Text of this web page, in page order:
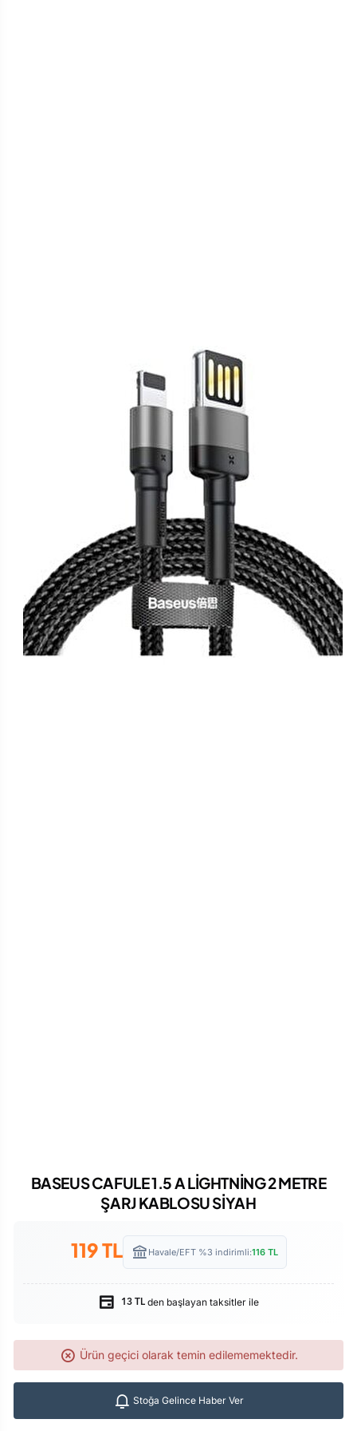
BASEUS CAFULE 1.5 A LİGHTNİNG 2 METRE
ŞARJ KABLOSU SİYAH
119TL Havale/EFT %3 indirimli:116TL
13 TL den başlayan taksitler ile
Ürün geçici olarak temin edilememektedir.
Stoğa Gelince Haber Ver